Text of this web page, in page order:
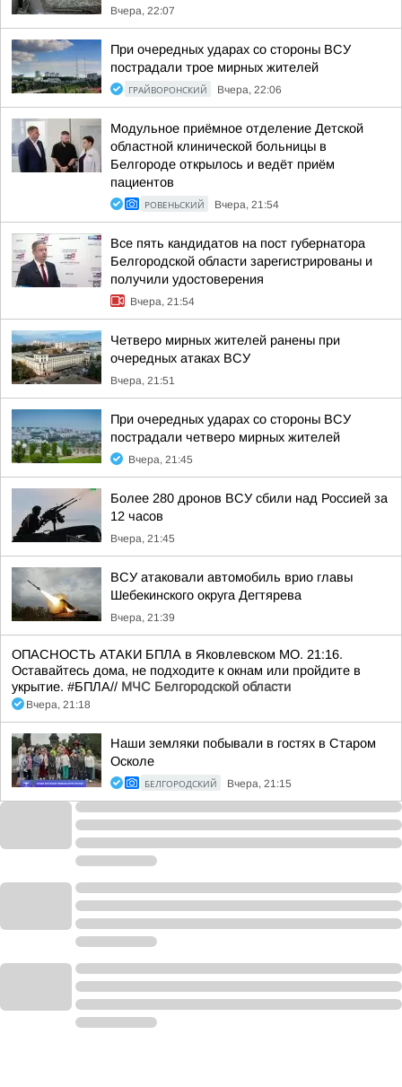
Вчера, 22:07
При очередных ударах со стороны ВСУ
пострадали трое мирных жителей
ГРАЙВОРОНСКИЙ Вчера, 22:06
Модульное приёмное отделение Детской
областной клинической больницы в
Белгороде открылось и ведёт приём
пациентов
РОВЕНЬСКИЙ Вчера, 21:54
Все пять кандидатов на пост губернатора
Белгородской области зарегистрированы и
получили удостоверения
Вчера, 21:54
Четверо мирных жителей ранены при
очередных атаках ВСУ
Вчера, 21:51
При очередных ударах со стороны ВСУ
пострадали четверо мирных жителей
Вчера, 21:45
Более 280 дронов ВСУ сбили над Россией за
12 часов
Вчера, 21:45
ВСУ атаковали автомобиль врио главы
Шебекинского округа Дегтярева
Вчера, 21:39
ОПАСНОСТЬ АТАКИ БПЛА в Яковлевском МО. 21:16.
Оставайтесь дома, не подходите к окнам или пройдите в
укрытие. #БПЛА// МЧС Белгородской области
Вчера, 21:18
Наши земляки побывали в гостях в Старом
Осколе
БЕЛГОРОДСКИЙ Вчера, 21:15